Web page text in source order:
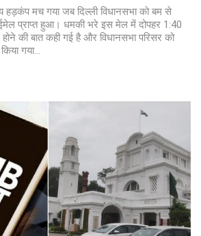
हड़कंप मच गया जब दिल्ली विधानसभा को बम से
प्राप्त हुआ। धमकी भरे इस मेल में दोपहर 1:40
की बात कही गई है और विधानसभा परिसर को
गया…